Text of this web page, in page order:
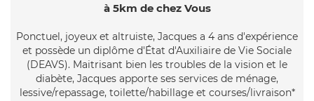
à 5km de chez Vous
Ponctuel, joyeux et altruiste, Jacques a 4 ans d'expérience
et possède un diplôme d'État d'Auxiliaire de Vie Sociale
(DEAVS). Maitrisant bien les troubles de la vision et le
diabète, Jacques apporte ses services de ménage,
lessive/repassage, toilette/habillage et courses/livraison*